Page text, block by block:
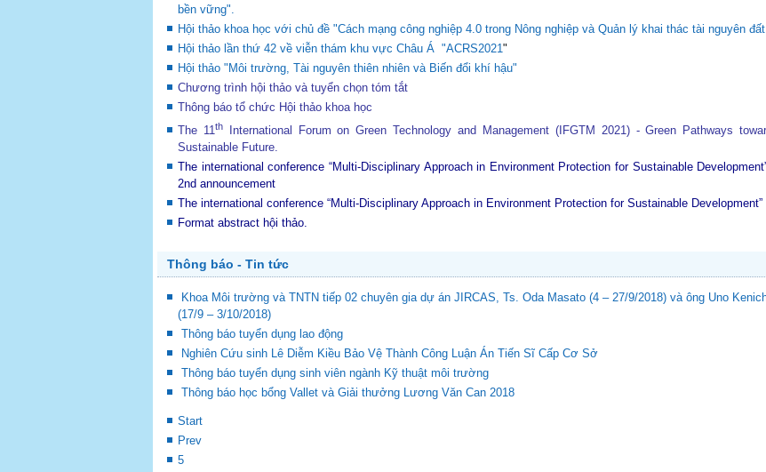
bền vững".
Hội thảo khoa học với chủ đề "Cách mạng công nghiệp 4.0 trong Nông nghiệp và Quản lý khai thác tài nguyên
Hội thảo lần thứ 42 về viễn thám khu vực Châu Á "ACRS2021"
Hội thảo "Môi trường, Tài nguyên thiên nhiên và Biến đổi khí hậu"
Chương trình hội thảo và tuyển chọn tóm tắt
Thông báo tổ chức Hội thảo khoa học
The 11thInternational Forum on Green Technology and Management (IFGTM 2021) - Green Pathways
Sustainable Future.
The international conference “Multi-Disciplinary Approach in Environment Protection for Sustainable
2nd announcement
The international conference “Multi-Disciplinary Approach in Environment Protection for Sustainable Development”
Format abstract hội thảo.
Thông báo - Tin tức
Khoa Môi trường và TNTN tiếp 02 chuyên gia dự án JIRCAS, Ts. Oda Masato (4 – 27/9/2018) và ông Uno
(17/9 – 3/10/2018)
Thông báo tuyển dụng lao động
Nghiên Cứu sinh Lê Diễm Kiều Bảo Vệ Thành Công Luận Án Tiến Sĩ Cấp Cơ Sở
Thông báo tuyển dụng sinh viên ngành Kỹ thuật môi trường
Thông báo học bổng Vallet và Giải thưởng Lương Văn Can 2018
Start
Prev
5